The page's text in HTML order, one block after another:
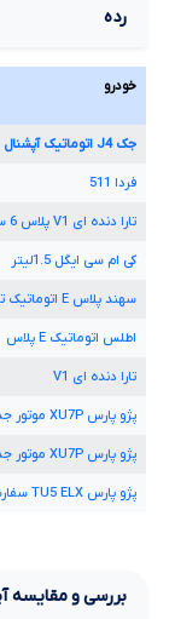
رده
خودرو
جکJ4 اتوماتیک آپشنال
فردا 511
تارا دنده ای V1 پلاس 6
کی ام سی ایگل 1.5لیتر
سهند پلاس E اتوماتیک
اطلس اتوماتیک E پلاس
تارا دنده ای V1
پژو پارس XU7P موتور
پژو پارس XU7P موتور
پژو پارس ELX
TU5
بررسی و مقایسه